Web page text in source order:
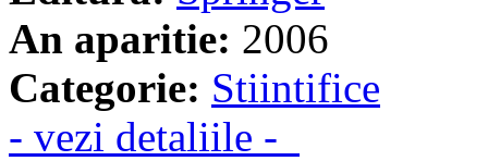
An aparitie: 2006
Categorie: Stiintifice
- vezi detaliile -